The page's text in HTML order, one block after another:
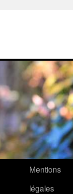
Mentions
légales